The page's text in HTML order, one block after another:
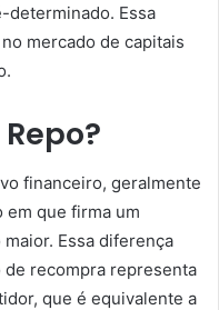
determinado. Essa
mercado de capitais
financeiro, geralmente
que firma um
Essa diferença
recompra representa
que é equivalente a